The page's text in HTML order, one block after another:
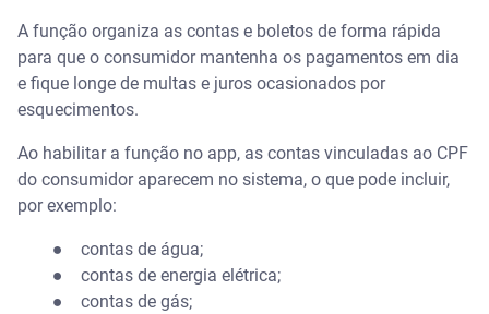
A função organiza as contas e boletos de forma rápida
para que o consumidor mantenha os pagamentos em dia
e fique longe de multas e juros ocasionados por
esquecimentos.
Ao habilitar a função no app, as contas vinculadas ao CPF
do consumidor aparecem no sistema, o que pode incluir,
por exemplo:
● contas de água;
● contas de energia elétrica;
● contas de gás;